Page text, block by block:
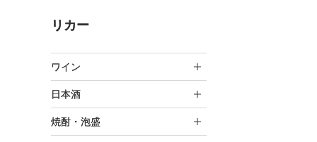
リカー
ワイン
日本酒
焼酎・泡盛